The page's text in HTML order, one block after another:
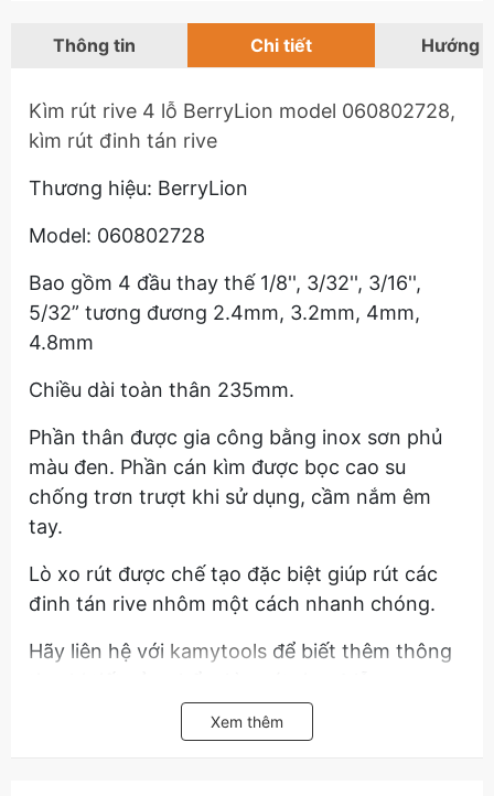
Thông tin Chi tiết Hướng
Kìm rút rive 4 lỗ BerryLion model 060802728,
kìm rút đinh tán rive
Thương hiệu: BerryLion
Model: 060802728
Bao gồm 4 đầu thay thế 1/8'', 3/32'', 3/16'',
5/32” tương đương 2.4mm, 3.2mm, 4mm,
4.8mm
Chiều dài toàn thân 235mm.
Phần thân được gia công bằng inox sơn phủ
màu đen. Phần cán kìm được bọc cao su
chống trơn trượt khi sử dụng, cầm nắm êm
tay.
Lò xo rút được chế tạo đặc biệt giúp rút các
đinh tán rive nhôm một cách nhanh chóng.
Hãy liên hệ với kamytools để biết thêm thông
BerryLion model 060802728, kìm rút đinh tán
Xem thêm